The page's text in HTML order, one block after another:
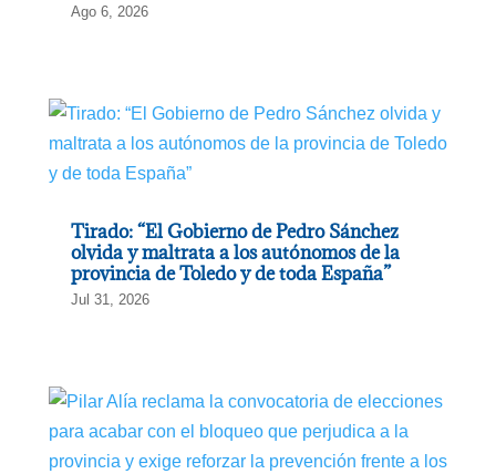
Ago 6, 2026
Tirado: “El Gobierno de Pedro Sánchez
olvida y maltrata a los autónomos de la
provincia de Toledo y de toda España”
Jul 31, 2026